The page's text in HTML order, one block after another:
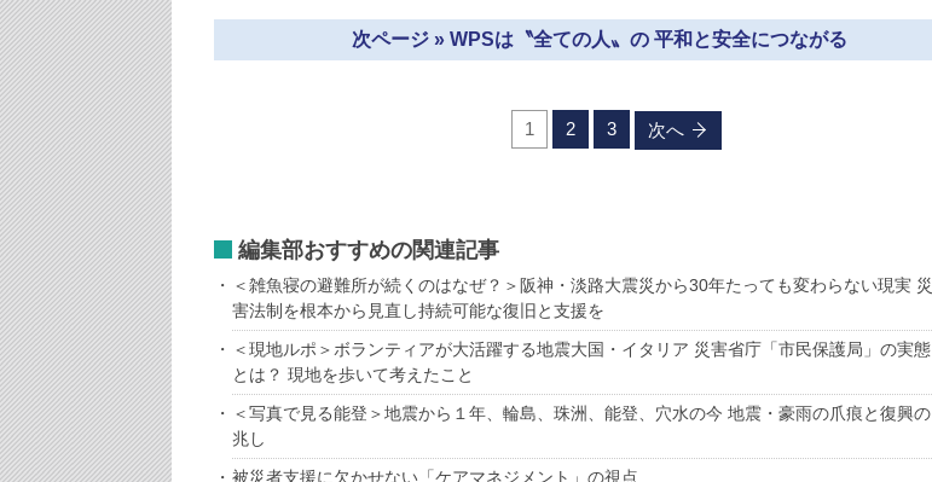
次ページ » WPSは〝全ての人〟の 平和と安全につながる
1 2 3 次へ
編集部おすすめの関連記事
＜雑魚寝の避難所が続くのはなぜ？＞阪神・淡路大震災から30年たっても変わらない現実 災
害法制を根本から見直し持続可能な復旧と支援を
＜現地ルポ＞ボランティアが大活躍する地震大国・イタリア 災害省庁「市民保護局」の実態
とは？ 現地を歩いて考えたこと
＜写真で見る能登＞地震から１年、輪島、珠洲、能登、穴水の今 地震・豪雨の爪痕と復興の
兆し
被災者支援に欠かせない「ケアマネジメント」の視点